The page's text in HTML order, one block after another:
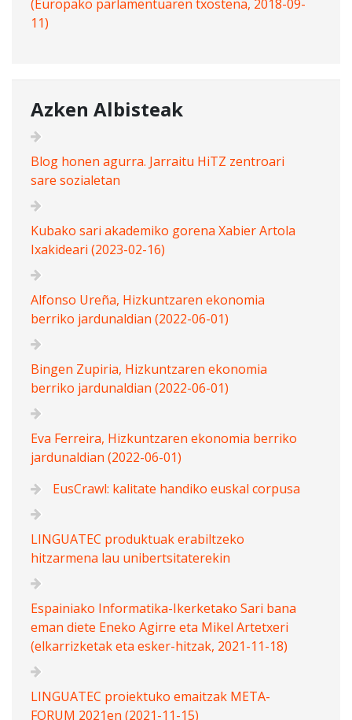
(Europako parlamentuaren txostena, 2018-09-
11)
Azken Albisteak
Blog honen agurra. Jarraitu HiTZ zentroari
sare sozialetan
Kubako sari akademiko gorena Xabier Artola
Ixakideari (2023-02-16)
Alfonso Ureña, Hizkuntzaren ekonomia
berriko jardunaldian (2022-06-01)
Bingen Zupiria, Hizkuntzaren ekonomia
berriko jardunaldian (2022-06-01)
Eva Ferreira, Hizkuntzaren ekonomia berriko
jardunaldian (2022-06-01)
EusCrawl: kalitate handiko euskal corpusa
LINGUATEC produktuak erabiltzeko
hitzarmena lau unibertsitaterekin
Espainiako Informatika-Ikerketako Sari bana
eman diete Eneko Agirre eta Mikel Artetxeri
(elkarrizketak eta esker-hitzak, 2021-11-18)
LINGUATEC proiektuko emaitzak META-
FORUM 2021en (2021-11-15)